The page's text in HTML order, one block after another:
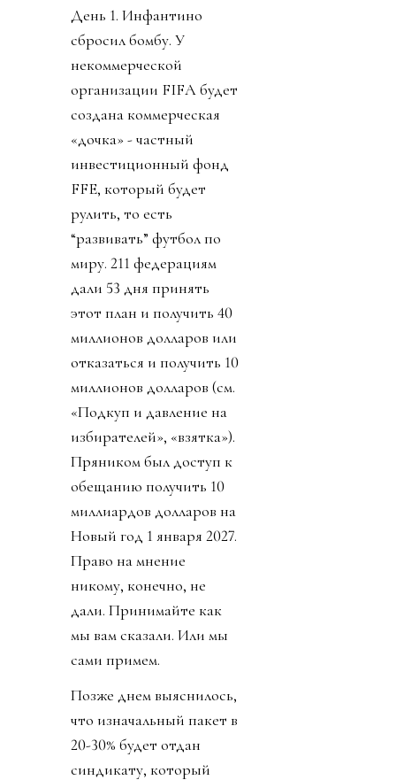
День 1. Инфантино
сбросил бомбу. У
некоммерческой
организации FIFA будет
создана коммерческая
«дочка» - частный
инвестиционный фонд
FFE, который будет
рулить, то есть
“развивать” футбол по
миру. 211 федерациям
дали 53 дня принять
этот план и получить 40
миллионов долларов или
отказаться и получить 10
миллионов долларов (см.
«Подкуп и давление на
избирателей», «взятка»).
Пряником был доступ к
обещанию получить 10
миллиардов долларов на
Новый год 1 января 2027.
Право на мнение
никому, конечно, не
дали. Принимайте как
мы вам сказали. Или мы
сами примем.
Позже днем выяснилось,
что изначальный пакет в
20-30% будет отдан
синдикату, который